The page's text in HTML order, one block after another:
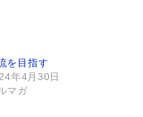
を目指す
年4月30日
マガ